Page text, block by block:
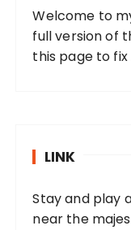
Welcome to
full version of
this page to
LINK
Stay and play
near the